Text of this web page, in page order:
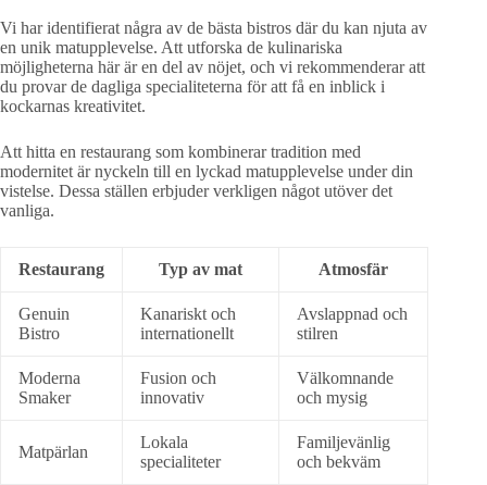
Vi har identifierat några av de bästa bistros där du kan njuta av
en unik matupplevelse. Att utforska de kulinariska
möjligheterna här är en del av nöjet, och vi rekommenderar att
du provar de dagliga specialiteterna för att få en inblick i
kockarnas kreativitet.
Att hitta en restaurang som kombinerar tradition med
modernitet är nyckeln till en lyckad matupplevelse under din
vistelse. Dessa ställen erbjuder verkligen något utöver det
vanliga.
Restaurang Typ av mat Atmosfär
Genuin
Bistro
Kanariskt och
internationellt
Avslappnad och
stilren
Moderna
Smaker
Fusion och
innovativ
Välkomnande
och mysig
Matpärlan
Lokala
specialiteter
Familjevänlig
och bekväm